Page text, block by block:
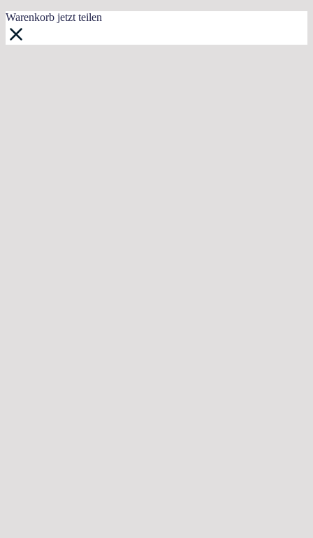
Warenkorb jetzt teilen